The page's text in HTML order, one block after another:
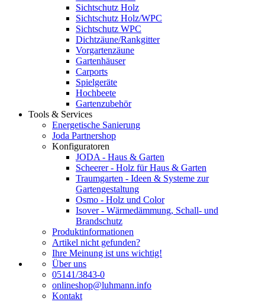
Sichtschutz Holz
Sichtschutz Holz/WPC
Sichtschutz WPC
Dichtzäune/Rankgitter
Vorgartenzäune
Gartenhäuser
Carports
Spielgeräte
Hochbeete
Gartenzubehör
Tools & Services
Energetische Sanierung
Joda Partnershop
Konfiguratoren
JODA - Haus & Garten
Scheerer - Holz für Haus & Garten
Traumgarten - Ideen & Systeme zur
Gartengestaltung
Osmo - Holz und Color
Isover - Wärmedämmung, Schall- und
Brandschutz
Produktinformationen
Artikel nicht gefunden?
Ihre Meinung ist uns wichtig!
Über uns
05141/3843-0
onlineshop@luhmann.info
Kontakt